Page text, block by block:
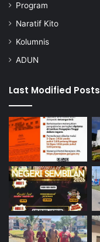
S
e
e
m
n
Program
Naratif Kito
Kolumnis
ADUN
Last Modified Posts